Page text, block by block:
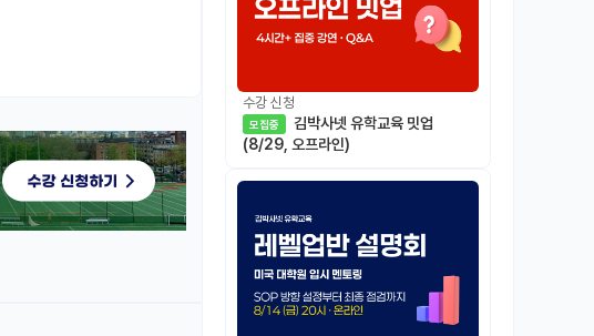
수강 신청
모집중
(8/29, 오프라인)